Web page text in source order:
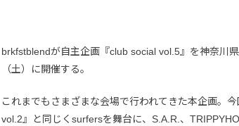
brkfstblendが自主企画『club social vol.5』を神奈川
（土）に開催する。
これまでもさまざまな会場で行われてきた本企画。
vol.2』と同じくsurfersを舞台に、S.A.R.、